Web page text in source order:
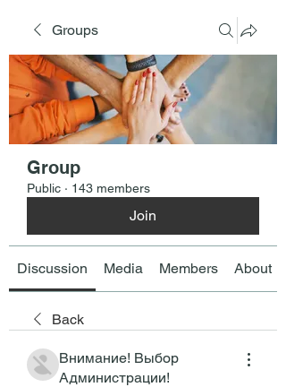
Groups
Group
Public · 143 members
Join
Discussion Media Members About
Back
Внимание! Выбор
Администрации!